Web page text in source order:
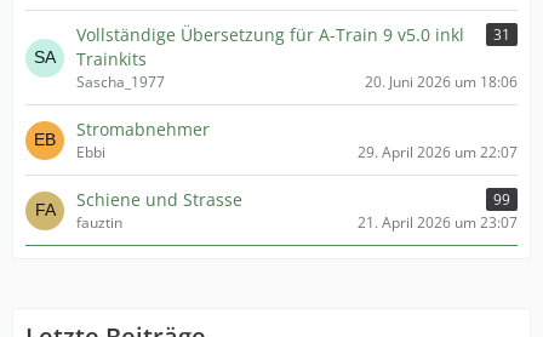
Vollständige Übersetzung für A-Train 9 v5.0 inkl
Trainkits
31
Sascha_1977 20. Juni 2026 um 18:06
Stromabnehmer
Ebbi 29. April 2026 um 22:07
Schiene und Strasse
99
fauztin
21. April 2026 um 23:07